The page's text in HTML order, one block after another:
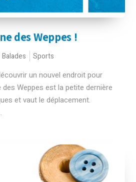
des Weppes !
Balades Sports
un nouvel endroit pour
Weppes est la petite dernière
et vaut le déplacement.